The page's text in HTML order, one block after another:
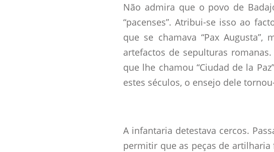
Não admira que o povo de
“pacenses”. Atribui-se isso ao
que se chamava “Pax
artefactos de sepulturas
que lhe chamou “Ciudad de la
estes séculos, o ensejo dele
A infantaria detestava cercos.
permitir que as peças de